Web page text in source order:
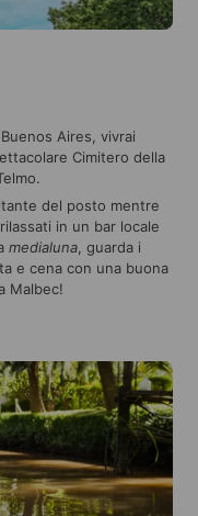
Aires, vivrai
Cimitero della
del posto mentre
in un bar locale
medialuna , guarda i
e cena con una buona
Malbec!